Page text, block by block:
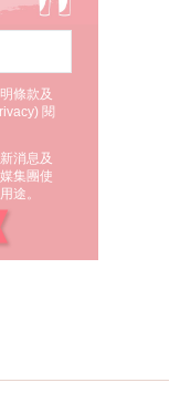
條款及
) 閱
消息及
集團使
途。